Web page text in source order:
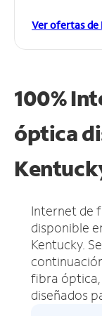
Ver ofertas
100%
óptica
Internet de
disponible
Kentucky.
fibra óptica,
diseñados